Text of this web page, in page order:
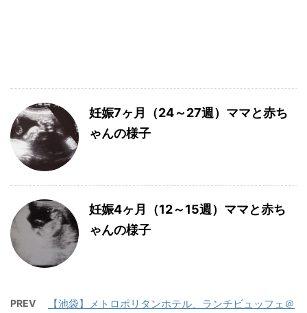
妊娠7ヶ月（24～27週）ママと赤ち
ゃんの様子
妊娠4ヶ月（12～15週）ママと赤ち
ゃんの様子
PREV
【池袋】メトロポリタンホテル、ランチビュッフェ＠